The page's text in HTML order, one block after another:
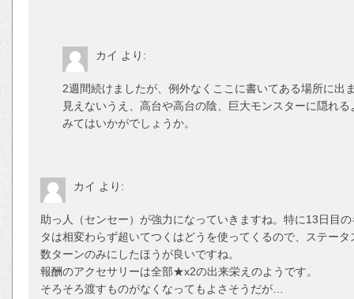
カイ より:
2週間続けましたが、例外なくここに書いてある場所に出
見えないうえ、高台や高台の陰、巨大モンスターに隠れ
みてはいかがでしょうか。
カイ より:
助っ人（センセー）が強力になっていきますね。特に13日目
タは相変わらず超いてつくはどうを使ってくるので、ステー
数ターンのみにしたほうが良いですね。
報酬のアクセサリーは全部★x2の出来栄えのようです。
そろそろ渡すものがなくなってもよさそうだが…